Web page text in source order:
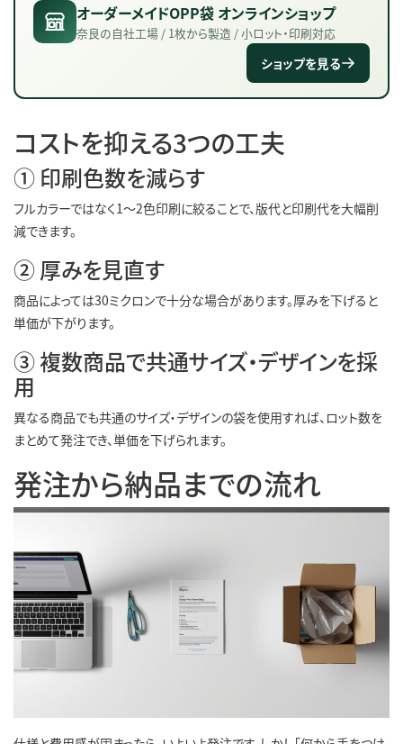
オーダーメイドOPP袋 オンラインショップ
奈良の自社工場 / 1枚から製造 / 小ロット・印刷対応
ショップを見る
コストを抑える3つの工夫
① 印刷色数を減らす
フルカラーではなく1〜2色印刷に絞ることで、版代と印刷代を大幅削
減できます。
② 厚みを見直す
商品によっては30ミクロンで十分な場合があります。厚みを下げると
単価が下がります。
③ 複数商品で共通サイズ・デザインを採
用
異なる商品でも共通のサイズ・デザインの袋を使用すれば、ロット数を
まとめて発注でき、単価を下げられます。
発注から納品までの流れ